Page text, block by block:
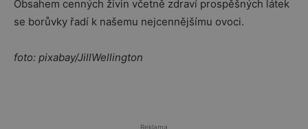
Obsahem cenných živin včetně zdraví prospěšných látek
se borůvky řadí k našemu nejcennějšímu ovoci.
foto: pixabay/JillWellington
Reklama